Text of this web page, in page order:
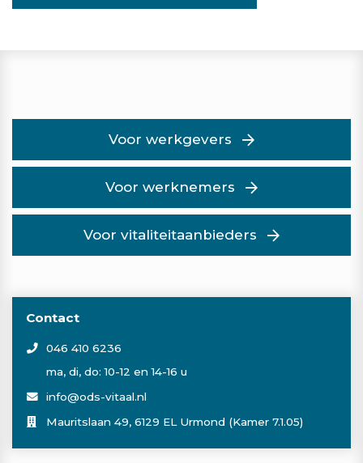
Voor werkgevers
Voor werknemers
Voor vitaliteitaanbieders
Contact
046 410 6236
ma, di, do: 10-12 en 14-16 u
info@ods-vitaal.nl
Mauritslaan 49, 6129 EL Urmond (Kamer 7.1.05)